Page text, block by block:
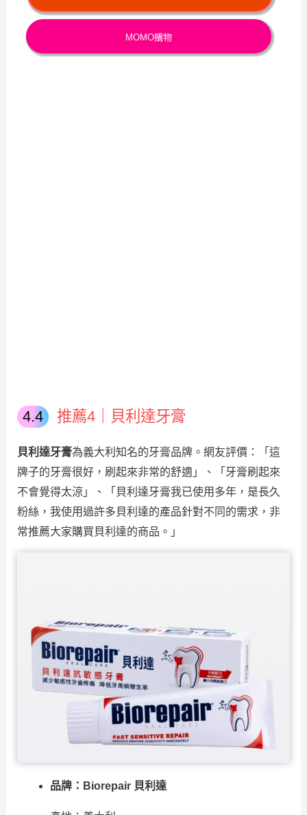
MOMO購物
推薦4｜貝利達牙膏
貝利達牙膏為義大利知名的牙膏品牌。網友評價：「這
牌子的牙膏很好，刷起來非常的舒適」、「牙膏刷起來
不會覺得太涼」、「貝利達牙膏我已使用多年，是長久
粉絲，我使用過許多貝利達的產品針對不同的需求，非
常推薦大家購買貝利達的商品。」
品牌：Biorepair 貝利達